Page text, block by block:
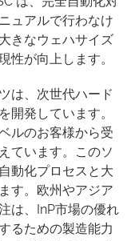
ュアルで行わなけ
きなウェハサイズ
性が向上します。
は、次世代ハード
開発しています。
ルのお客様から受
ています。このソ
動化プロセスと大
す。欧州やアジア
は、InP市場の優れ
るための製造能力